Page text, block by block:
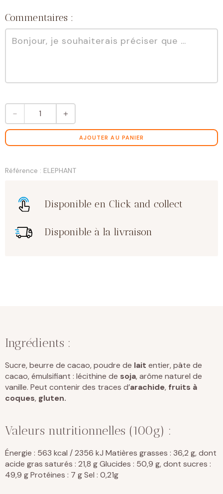
Commentaires :
quantité
de
Éléphant
chocolat
lait
－ ＋
AJOUTER AU PANIER
Référence : ELEPHANT
Disponible en Click and collect
Disponible à la livraison
Ingrédients :
Sucre, beurre de cacao, poudre de lait entier, pâte de
cacao, émulsifiant : lécithine de soja, arôme naturel de
vanille. Peut contenir des traces d’arachide, fruits à
coques, gluten.
Valeurs nutritionnelles (100g) :
Énergie : 563 kcal / 2356 kJ Matières grasses : 36,2 g, dont
acide gras saturés : 21,8 g Glucides : 50,9 g, dont sucres :
49,9 g Protéines : 7 g Sel : 0,21g